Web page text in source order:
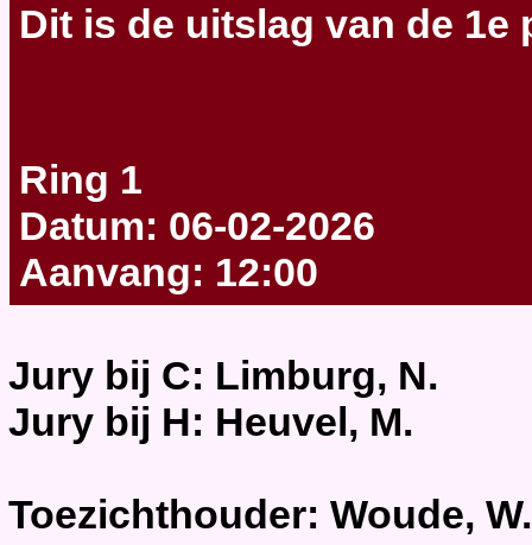
Dit is de uitslag van de 1e
Ring 1
Datum: 06-02-2026
Aanvang: 12:00
Jury bij C: Limburg, N.
Jury bij H: Heuvel, M.
Toezichthouder: Woude,